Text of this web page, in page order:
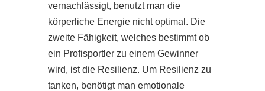
vernachlässigt, benutzt man die
körperliche Energie nicht optimal. Die
zweite Fähigkeit, welches bestimmt ob
ein Profisportler zu einem Gewinner
wird, ist die Resilienz. Um Resilienz zu
tanken, benötigt man emotionale